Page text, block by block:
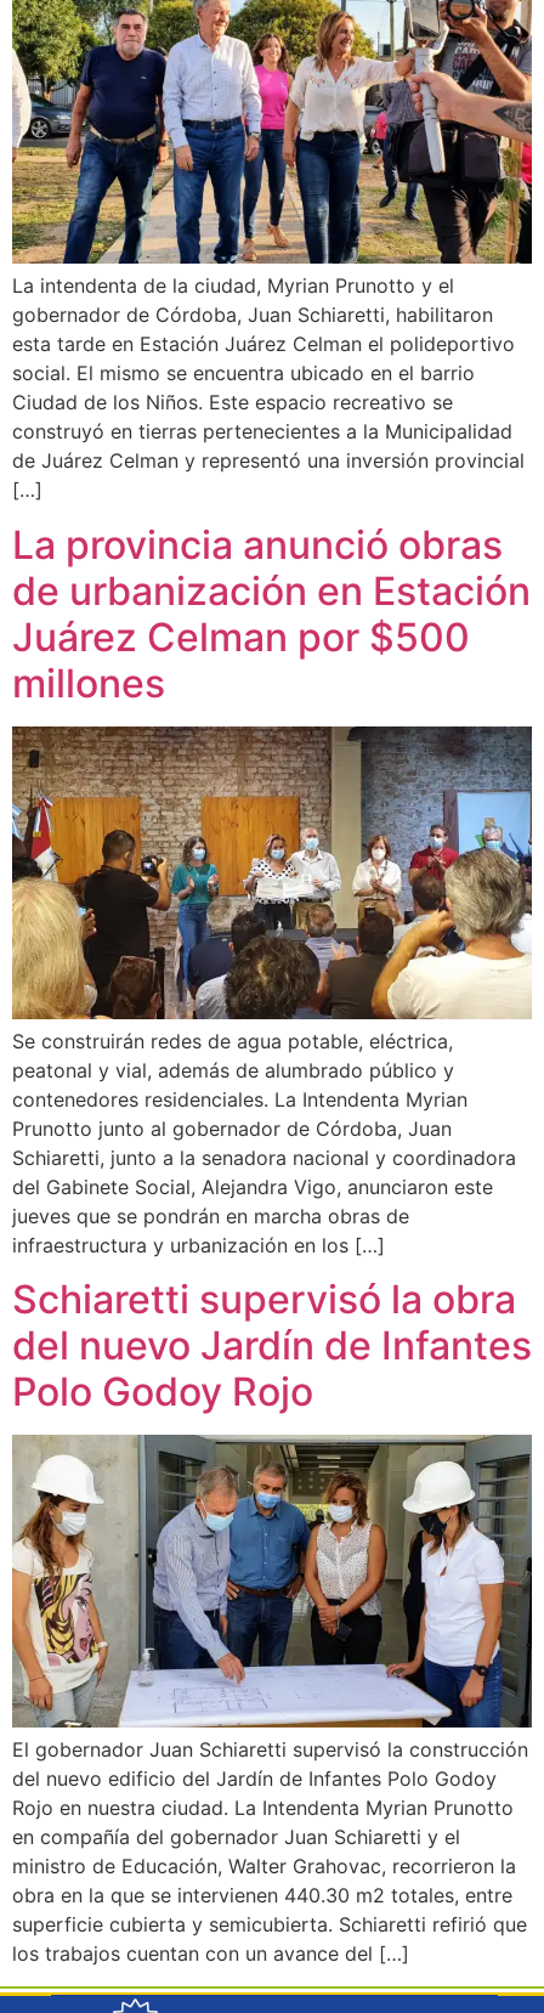
La intendenta de la ciudad, Myrian Prunotto y el
gobernador de Córdoba, Juan Schiaretti, habilitaron
esta tarde en Estación Juárez Celman el polideportivo
social. El mismo se encuentra ubicado en el barrio
Ciudad de los Niños. Este espacio recreativo se
construyó en tierras pertenecientes a la Municipalidad
de Juárez Celman y representó una inversión provincial
[…]
La provincia anunció obras
de urbanización en Estación
Juárez Celman por $500
millones
Se construirán redes de agua potable, eléctrica,
peatonal y vial, además de alumbrado público y
contenedores residenciales. La Intendenta Myrian
Prunotto junto al gobernador de Córdoba, Juan
Schiaretti, junto a la senadora nacional y coordinadora
del Gabinete Social, Alejandra Vigo, anunciaron este
jueves que se pondrán en marcha obras de
infraestructura y urbanización en los […]
Schiaretti supervisó la obra
del nuevo Jardín de Infantes
Polo Godoy Rojo
El gobernador Juan Schiaretti supervisó la construcción
del nuevo edificio del Jardín de Infantes Polo Godoy
Rojo en nuestra ciudad. La Intendenta Myrian Prunotto
en compañía del gobernador Juan Schiaretti y el
ministro de Educación, Walter Grahovac, recorrieron la
obra en la que se intervienen 440.30 m2 totales, entre
superficie cubierta y semicubierta. Schiaretti refirió que
los trabajos cuentan con un avance del […]